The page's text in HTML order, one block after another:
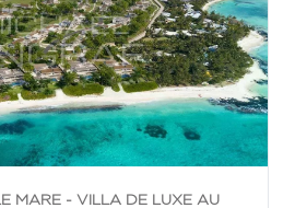
MARE - VILLA DE LUXE AU